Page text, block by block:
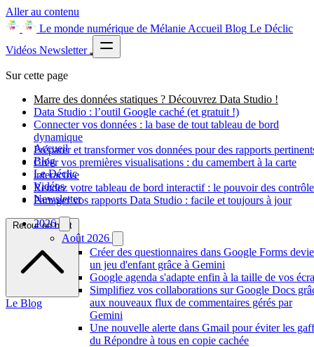
Aller au contenu
Le monde numérique de Mélanie Accueil Blog Le Déclic
Vidéos Newsletter
Accueil
Blog
Le Déclic
Vidéos
Newsletter
2026
Août 2026
Créer des questionnaires dans Google Forms
un jeu d'enfant grâce à Gemini
Google agenda s'adapte enfin à la taille de vos
Simplifiez vos collaborations sur Google Docs
aux nouveaux flux de commentaires gérés par
Gemini
Une nouvelle alerte dans Gmail pour éviter les
du Répondre à tous en copie cachée
Sur cette page
Marre des données statiques ? Découvrez Data Studio !
Data Studio : l’outil Google caché (et gratuit !)
Connecter vos données : la base de tout tableau de bord
dynamique
Préparer et transformer vos données pour des rapports
Créer vos premières visualisations : du camembert à la carte
interactive
Rendez votre tableau de bord interactif : le pouvoir des
Partager vos rapports Data Studio : facile et toujours à jour
Retour en haut
Le Blog